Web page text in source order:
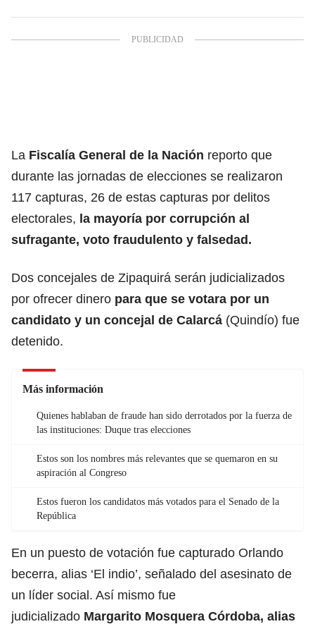
La Fiscalía General de la Nación reporto que
durante las jornadas de elecciones se realizaron
117 capturas, 26 de estas capturas por delitos
electorales, la mayoría por corrupción al
sufragante, voto fraudulento y falsedad.
Dos concejales de Zipaquirá serán judicializados
por ofrecer dinero para que se votara por un
candidato y un concejal de Calarcá (Quindío) fue
detenido.
Más información
Quienes hablaban de fraude han sido derrotados por la fuerza de
las instituciones: Duque tras elecciones
Estos son los nombres más relevantes que se quemaron en su
aspiración al Congreso
Estos fueron los candidatos más votados para el Senado de la
República
En un puesto de votación fue capturado Orlando
becerra, alias ‘El indio’, señalado del asesinato de
un líder social. Así mismo fue
judicializado Margarito Mosquera Córdoba, alias